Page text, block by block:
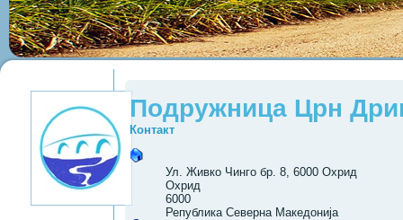
Подружница Црн
Контакт
Ул. Живко Чинго бр. 8, 6000 Охрид
Охрид
6000
Република Северна Македонија